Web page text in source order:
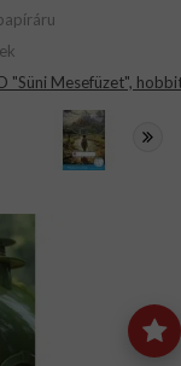
"Süni Mesefüzet",